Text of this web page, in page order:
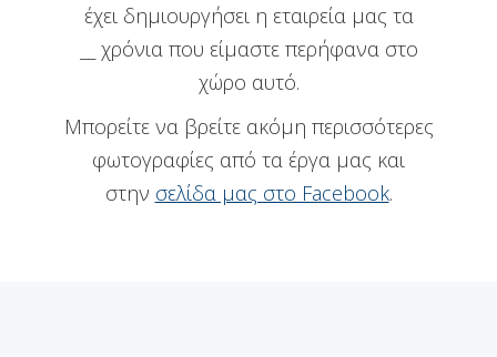
έχει δημιουργήσει η εταιρεία μας τα
__ χρόνια που είμαστε περήφανα στο
χώρο αυτό.
Μπορείτε να βρείτε ακόμη περισσότερες
φωτογραφίες από τα έργα μας και
στην σελίδα μας στο Facebook.